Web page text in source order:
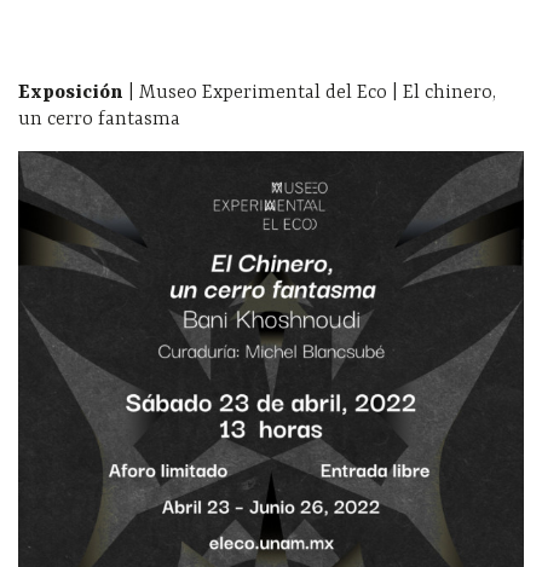
Exposición | Museo Experimental del Eco | El chinero,
un cerro fantasma